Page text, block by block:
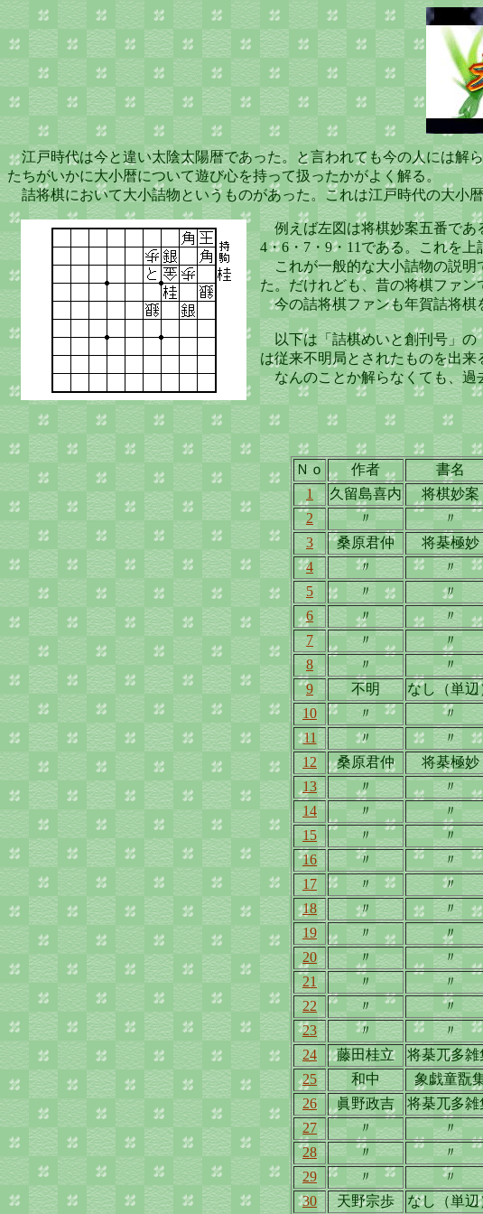
江戸時代は今と違い太陰太陽暦であった。と言われても今の人には解
たちがいかに大小暦について遊び心を持って扱ったかがよく解る。
詰将棋において大小詰物というものがあった。これは江戸時代の大小
例えば左図は将棋妙案五番であ
4・6・7・9・11である。これを
これが一般的な大小詰物の説明
た。だけれども、昔の将棋ファ
今の詰将棋ファンも年賀詰将棋
以下は「詰棋めいと創刊号」の
は従来不明局とされたものを出
なんのことか解らなくても、過
Ｎｏ 作者 書名
1
久留島喜内 将棋妙案
2
〃 〃
3
桑原君仲 将棊極妙
4
〃 〃
5
〃 〃
6
〃 〃
7
〃 〃
8
〃 〃
9
不明 なし（単辺
10
〃 〃
11
〃 〃
12
桑原君仲 将棊極妙
13
〃 〃
14
〃 〃
15
〃 〃
16
〃 〃
17
〃 〃
18
〃 〃
19
〃 〃
20
〃 〃
21
〃 〃
22
〃 〃
23
〃 〃
24
藤田桂立 将棊兀多雑
25
和中 象戯童翫
26
眞野政吉 将棊兀多雑
27
〃 〃
28
〃 〃
29
〃 〃
30
天野宗歩 なし（単辺